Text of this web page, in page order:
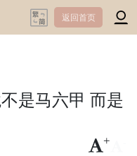
返回首页
是马六甲 而是
+